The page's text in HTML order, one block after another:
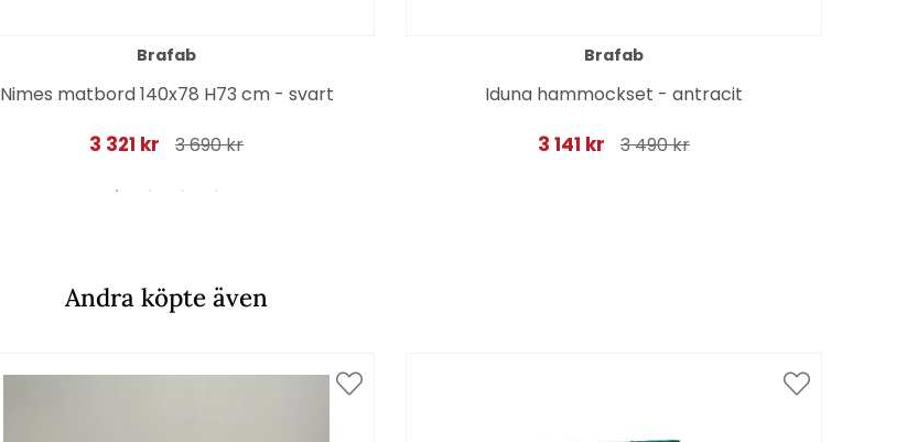
Brafab
Nimes matbord 140x78 H73 cm - svart
3 321 kr 3 690 kr
Brafab
Iduna hammockset - antracit
3 141 kr 3 490 kr
Andra köpte även